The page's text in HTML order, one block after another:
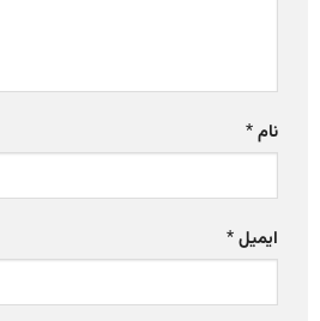
نام*
ایمیل*